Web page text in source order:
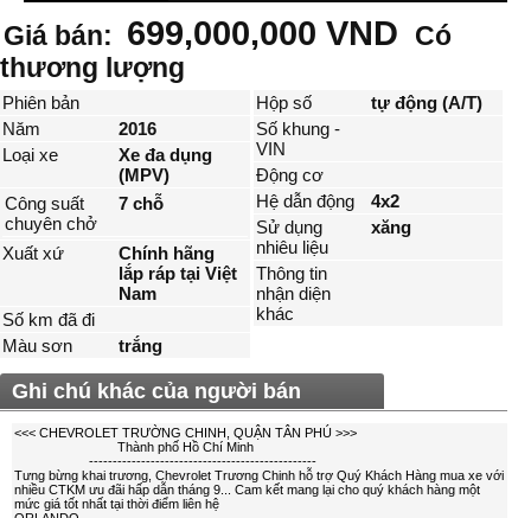
Giá bán: 699,000,000 VND
Có
thương lượng
Phiên bản
Năm
2016
Loại xe
Xe đa dụng
(MPV)
Công suất
chuyên chở
7 chỗ
Xuất xứ
Chính hãng
lắp ráp tại Việt
Nam
Số km đã đi
Màu sơn
trắng
Hộp số
tự động (A/T)
Số khung -
VIN
Động cơ
Hệ dẫn động
4x2
Sử dụng
nhiêu liệu
xăng
Thông tin
nhận diện
khác
Ghi chú khác của người bán